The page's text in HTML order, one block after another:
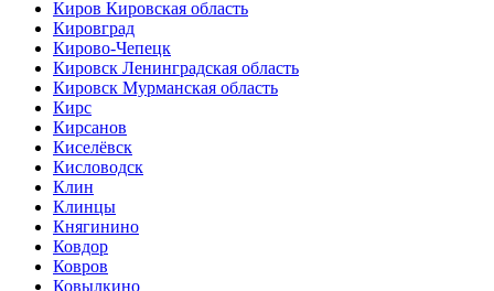
Киров Кировская область
Кировград
Кирово-Чепецк
Кировск Ленинградская область
Кировск Мурманская область
Кирс
Кирсанов
Киселёвск
Кисловодск
Клин
Клинцы
Княгинино
Ковдор
Ковров
Ковылкино